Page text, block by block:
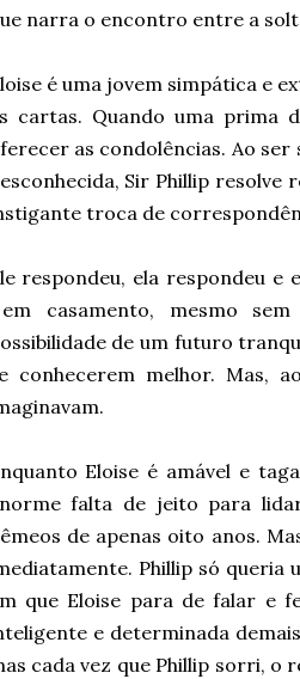
narra o encontro entre a
é uma jovem simpática e
cartas. Quando uma prima
as condolências. Ao
Sir Phillip resolve
troca de
respondeu, ela respondeu
em casamento, mesmo
de um futuro
conhecerem melhor. Mas,
Eloise é amável e
falta de jeito para
de apenas oito anos.
Phillip só queria
que Eloise para de falar e
e determinada
cada vez que Phillip sorri, o